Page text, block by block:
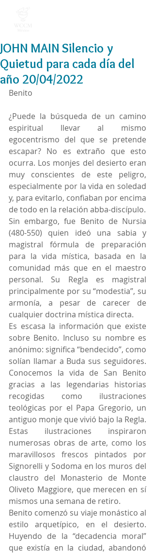
JOHN MAIN Silencio y
Quietud para cada día del
año 20/04/2022
Benito
¿Puede la búsqueda de un camino
espiritual llevar al mismo
egocentrismo del que se pretende
escapar? No es extraño que esto
ocurra. Los monjes del desierto eran
muy conscientes de este peligro,
especialmente por la vida en soledad
y, para evitarlo, confiaban por encima
de todo en la relación abba-discípulo.
Sin embargo, fue Benito de Nursia
(480-550) quien ideó una sabia y
magistral fórmula de preparación
para la vida mística, basada en la
comunidad más que en el maestro
personal. Su Regla es magistral
principalmente por su “modestia”, su
armonía, a pesar de carecer de
cualquier doctrina mística directa.
Es escasa la información que existe
sobre Benito. Incluso su nombre es
anónimo: significa “bendecido”, como
solían llamar a Buda sus seguidores.
Conocemos la vida de San Benito
gracias a las legendarias historias
recogidas como ilustraciones
teológicas por el Papa Gregorio, un
antiguo monje que vivió bajo la Regla.
Estas ilustraciones inspiraron
numerosas obras de arte, como los
maravillosos frescos pintados por
Signorelli y Sodoma en los muros del
claustro del Monasterio de Monte
Oliveto Maggiore, que merecen en sí
mismos una semana de retiro.
Benito comenzó su viaje monástico al
estilo arquetípico, en el desierto.
Huyendo de la “decadencia moral”
que existía en la ciudad, abandonó